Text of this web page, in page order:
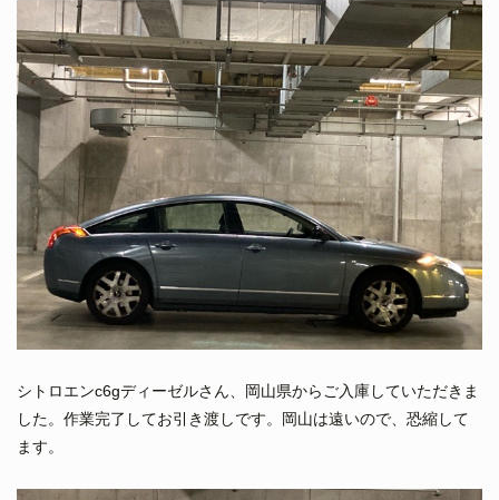
シトロエンc6gディーゼルさん、岡山県からご入庫していただきま
した。作業完了してお引き渡しです。岡山は遠いので、恐縮して
ます。